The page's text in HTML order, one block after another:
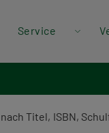
Header
Menü
Service